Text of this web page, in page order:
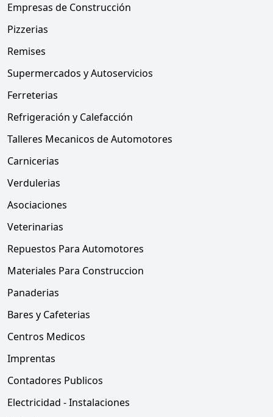
Empresas de Construcción
Pizzerias
Remises
Supermercados y Autoservicios
Ferreterias
Refrigeración y Calefacción
Talleres Mecanicos de Automotores
Carnicerias
Verdulerias
Asociaciones
Veterinarias
Repuestos Para Automotores
Materiales Para Construccion
Panaderias
Bares y Cafeterias
Centros Medicos
Imprentas
Contadores Publicos
Electricidad - Instalaciones